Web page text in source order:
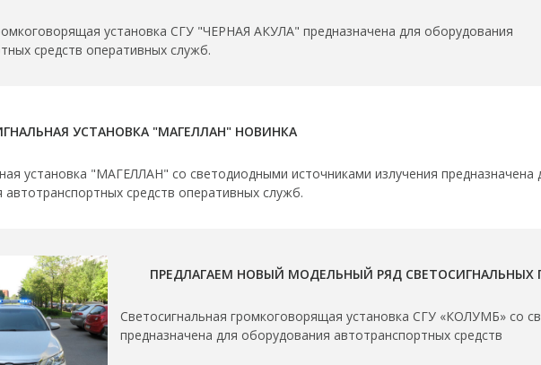
установка СГУ "ЧЕРНАЯ АКУЛА" предназначена для оборудования
средств оперативных служб.
УСТАНОВКА "МАГЕЛЛАН" НОВИНКА
установка "МАГЕЛЛАН" со светодиодными источниками излучения предназначена
средств оперативных служб.
ПРЕДЛАГАЕМ НОВЫЙ МОДЕЛЬНЫЙ РЯД
Светосигнальная громкоговорящая установка СГУ «КОЛУМБ» со
предназначена для оборудования автотранспортных средств